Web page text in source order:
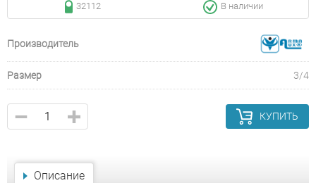
32112 В наличии
Производитель
Размер 3/4
КУПИТЬ
Описание